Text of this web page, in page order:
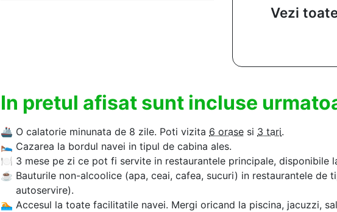
Vezi
In pretul afisat sunt incluse
🚢 O calatorie minunata de 8 zile. Poti vizita 6 orase si 3 tari.
🛌 Cazarea la bordul navei in tipul de cabina ales.
🍽 3 mese pe zi ce pot fi servite in restaurantele principale, disponibile
☕ Bauturile non-alcoolice (apa, ceai, cafea, sucuri) in restaurantele de
autoservire).
🏊‍ Accesul la toate facilitatile navei. Mergi oricand la piscina, jacuzzi,